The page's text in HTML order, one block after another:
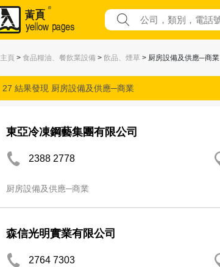
主頁 > 食品糧油、餐飲業設備 > 飲品、煙草 > 厨房設備及供應─商業
27 結果發現 厨房設備及供應─商業
東亞冷凍鋼藝集團有限公司
2388 2778
厨房設備及供應─商業
森信光明實業有限公司
2764 7303